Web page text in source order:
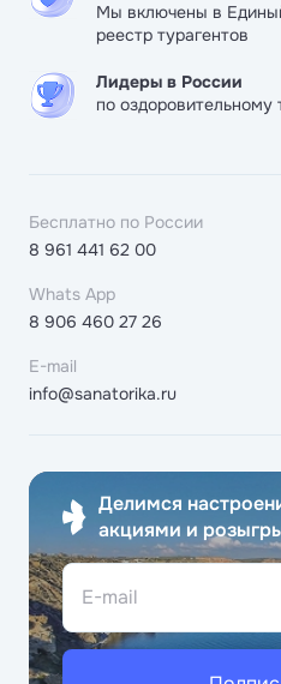
Мы включены в
реестр турагентов
Лидеры в России
по оздоровительному
Бесплатно по России
8 961 441 62 00
Whats App
8 906 460 27 26
E-mail
info@sanatorika.ru
Делимся
акциями и
E-mail